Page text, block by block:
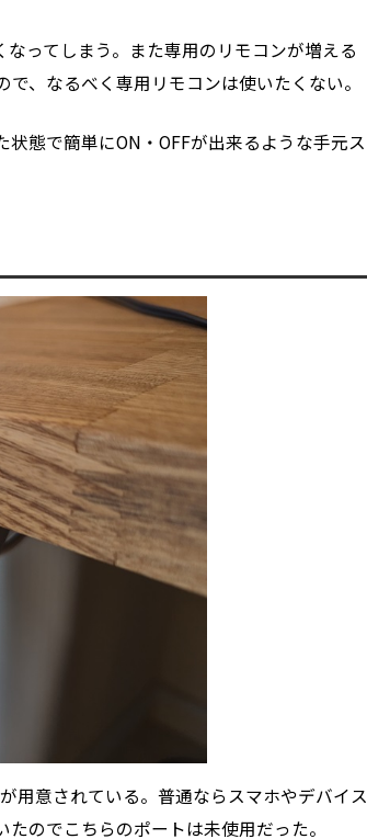
ってしまう。また専用のリモコンが増える
、なるべく専用リモコンは使いたくない。
態で簡単にON・OFFが出来るような手元ス
用意されている。普通ならスマホやデバイス
のでこちらのポートは未使用だった。